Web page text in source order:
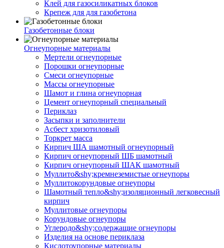
Клей для газосиликатных блоков
Крепеж для для газобетона
Газобетонные блоки
Огнеупорные материалы
Мертели огнеупорные
Порошки огнеупорные
Смеси огнеупорные
Массы огнеупорные
Шамот и глина огнеупорная
Цемент огнеупорный специальный
Периклаз
Засыпки и заполнители
Асбест хризотиловый
Торкрет масса
Кирпич ША шамотный огнеупорный
Кирпич огнеупорный ШБ шамотный
Кирпич огнеупорный ШАК шамотный
Муллито&shy;­кремнеземистые огнеупоры
Муллито­корундовые огнеупоры
Шамотный тепло&shy;изоляционный легковесный
кирпич
Муллитовые огнеупоры
Корундовые огнеупоры
Углеродо&shy;содержащие огнеупоры
Изделия на основе периклаза
Кислотоупорные материалы